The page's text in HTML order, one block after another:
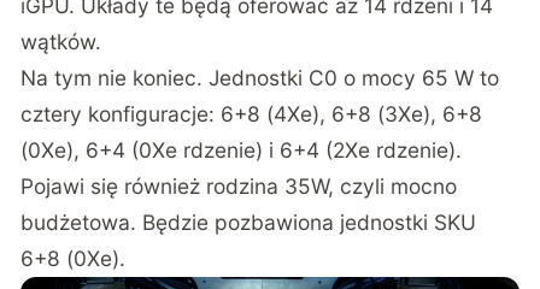
iGPU. Układy te będą oferować aż 14 rdzeni i 14
wątków.
Na tym nie koniec. Jednostki C0 o mocy 65 W to
cztery konfiguracje: 6+8 (4Xe), 6+8 (3Xe), 6+8
(0Xe), 6+4 (0Xe rdzenie) i 6+4 (2Xe rdzenie).
Pojawi się również rodzina 35W, czyli mocno
budżetowa. Będzie pozbawiona jednostki SKU
6+8 (0Xe).